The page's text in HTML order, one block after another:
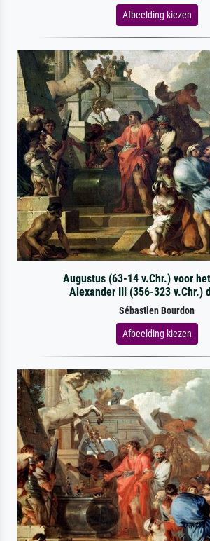
Afbeelding kiezen
Augustus (63-14 v.Chr.) voor
Alexander III (356-323 v.Chr.)
Sébastien Bourdon
Afbeelding kiezen